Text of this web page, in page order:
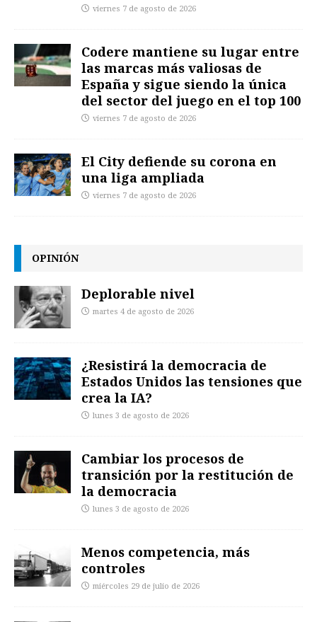
viernes 7 de agosto de 2026
Codere mantiene su lugar entre
las marcas más valiosas de
España y sigue siendo la única
del sector del juego en el top 100
viernes 7 de agosto de 2026
El City defiende su corona en
una liga ampliada
viernes 7 de agosto de 2026
OPINIÓN
Deplorable nivel
martes 4 de agosto de 2026
¿Resistirá la democracia de
Estados Unidos las tensiones que
crea la IA?
lunes 3 de agosto de 2026
Cambiar los procesos de
transición por la restitución de
la democracia
lunes 3 de agosto de 2026
Menos competencia, más
controles
miércoles 29 de julio de 2026